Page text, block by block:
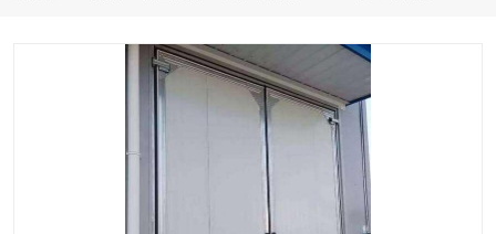
变压器室门窗
工业平移门